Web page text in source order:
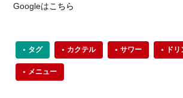
Googleはこちら
タグ カクテル サワー ド
メニュー